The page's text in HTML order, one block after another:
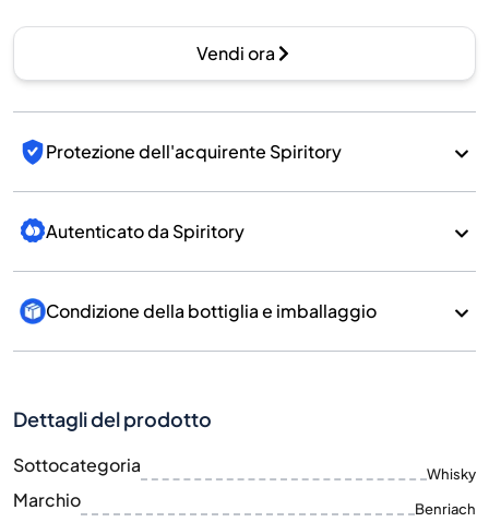
Vendi ora
Protezione dell'acquirente Spiritory
Autenticato da Spiritory
Condizione della bottiglia e imballaggio
Dettagli del prodotto
Sottocategoria Whisky
Marchio Benriach